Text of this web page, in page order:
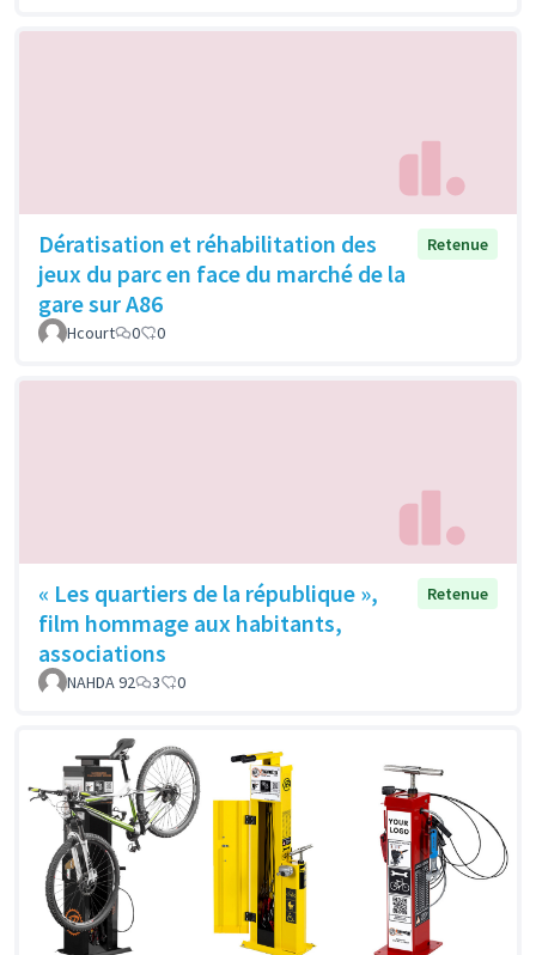
Dératisation et réhabilitation des
jeux du parc en face du marché de la
gare sur A86
Retenue
Hcourt 0 0
« Les quartiers de la république »,
film hommage aux habitants,
associations
Retenue
NAHDA 92 3 0